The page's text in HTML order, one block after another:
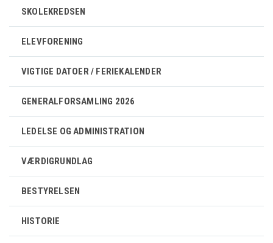
SKOLEKREDSEN
ELEVFORENING
VIGTIGE DATOER / FERIEKALENDER
GENERALFORSAMLING 2026
LEDELSE OG ADMINISTRATION
VÆRDIGRUNDLAG
BESTYRELSEN
HISTORIE